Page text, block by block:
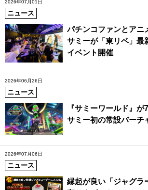
2026年07月01日
ニュース
パチンコファンとアニ
サミーが「東リベ」最
イベント開催
2026年06月26日
ニュース
『サミーワールド』が
サミー初の常設バーチ
2026年07月06日
ニュース
縁起が良い「ジャグラ